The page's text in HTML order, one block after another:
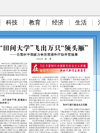
科技 教育 经济 生活